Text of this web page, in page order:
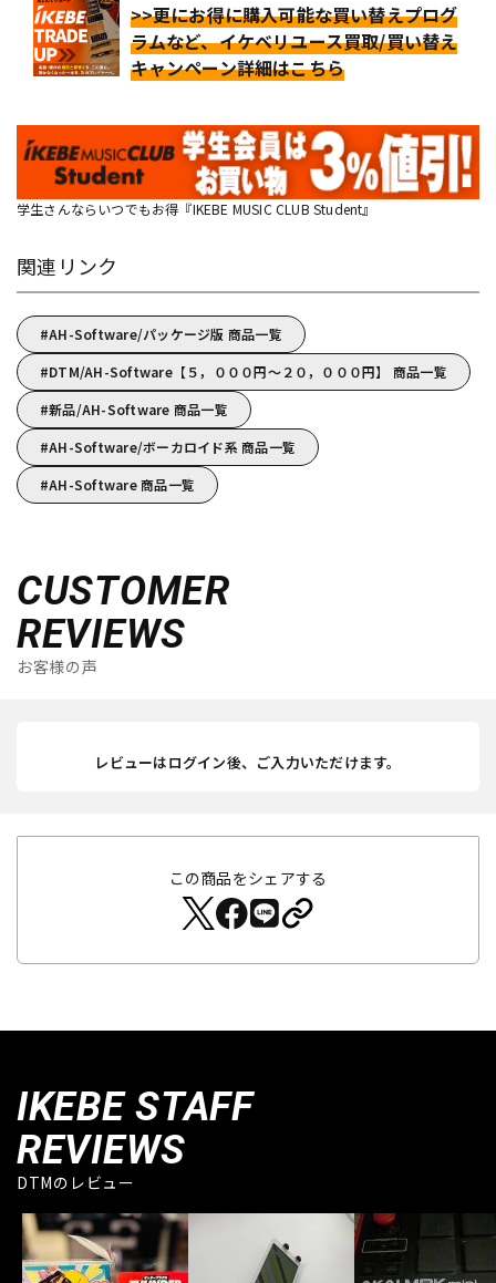
>>更にお得に購入可能な買い替えプログ
ラムなど、イケベリユース買取/買い替え
キャンペーン詳細はこちら
学生さんならいつでもお得『IKEBE MUSIC CLUB Student』
関連リンク
AH-Software/パッケージ版 商品一覧
DTM/AH-Software【５，０００円～２０，０００円】 商品一覧
新品/AH-Software 商品一覧
AH-Software/ボーカロイド系 商品一覧
AH-Software 商品一覧
CUSTOMER
REVIEWS
お客様の声
レビューはログイン後、ご入力いただけます。
この商品をシェアする
IKEBE STAFF
REVIEWS
DTMのレビュー